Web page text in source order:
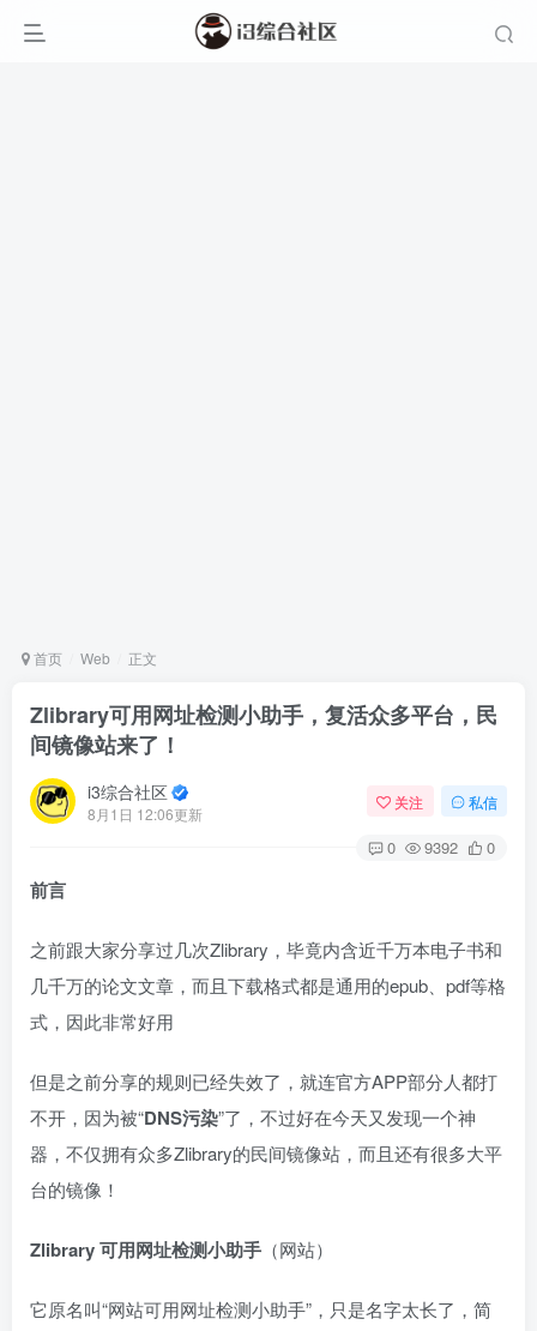
首页 Web 正文
Zlibrary可用网址检测小助手，复活众多平台，民
间镜像站来了！
i3综合社区
8月1日 12:06更新
关注 私信
0 9392 0
前言
之前跟大家分享过几次Zlibrary，毕竟内含近千万本电子书和
几千万的论文文章，而且下载格式都是通用的epub、pdf等格
式，因此非常好用
但是之前分享的规则已经失效了，就连官方APP部分人都打
不开，因为被“DNS污染”了，不过好在今天又发现一个神
器，不仅拥有众多Zlibrary的民间镜像站，而且还有很多大平
台的镜像！
Zlibrary 可用网址检测小助手 （网站）
它原名叫“网站可用网址检测小助手”，只是名字太长了，简